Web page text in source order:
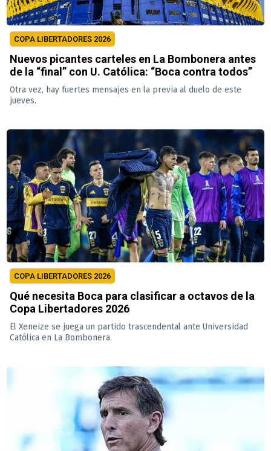
COPA LIBERTADORES 2026
Nuevos picantes carteles en La Bombonera antes
de la “final” con U. Católica: “Boca contra todos”
Otra vez, hay fuertes mensajes en la previa al duelo de este
jueves.
COPA LIBERTADORES 2026
Qué necesita Boca para clasificar a octavos de la
Copa Libertadores 2026
El Xeneize se juega un partido trascendental ante Universidad
Católica en La Bombonera.